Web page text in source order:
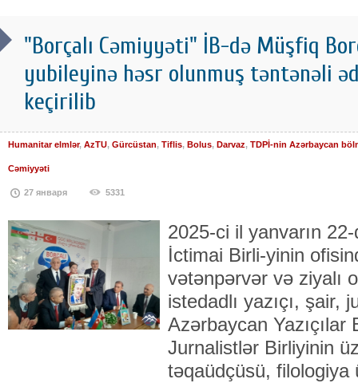
"Borçalı Cəmiyyəti" İB-də Müşfiq
yubileyinə həsr olunmuş təntənəli
keçirilib
Humanitar elmlər, AzTU, Gürcüstan, Tiflis, Bolus, Darvaz, TDPİ-nin Azərbaycan
Cəmiyyəti
27 января 5331
2025-ci il yanvarın
İctimai Birli-yinin
vətənpərvər və ziyalı
istedadlı yazıçı, şair,
Azərbaycan
Jurnalistlər Birliyinin
təqaüdçüsü, filologiya